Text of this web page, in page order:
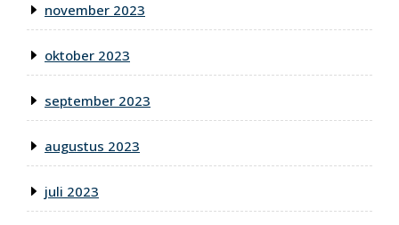
november 2023
oktober 2023
september 2023
augustus 2023
juli 2023